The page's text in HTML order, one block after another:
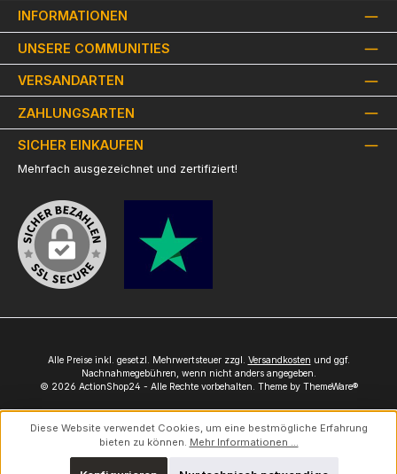
INFORMATIONEN
UNSERE COMMUNITIES
VERSANDARTEN
ZAHLUNGSARTEN
SICHER EINKAUFEN
Mehrfach ausgezeichnet und zertifiziert!
Alle Preise inkl. gesetzl. Mehrwertsteuer zzgl. Versandkosten und ggf.
Nachnahmegebühren, wenn nicht anders angegeben.
© 2026 ActionShop24 - Alle Rechte vorbehalten. Theme by ThemeWare®
Diese Website verwendet Cookies, um eine bestmögliche Erfahrung
bieten zu können. Mehr Informationen ...